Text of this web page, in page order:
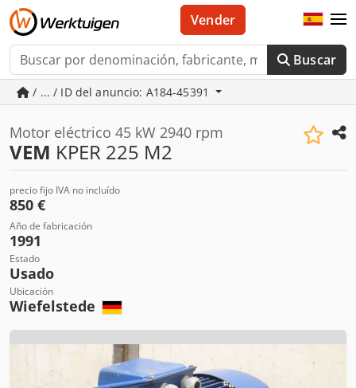
Buscar
Vender
/ ... / ID del anuncio: A184-45391
Motor eléctrico 45 kW 2940 rpm
VEM KPER 225 M2
precio fijo IVA no incluído
850 €
Año de fabricación
1991
Estado
Usado
Ubicación
Wiefelstede